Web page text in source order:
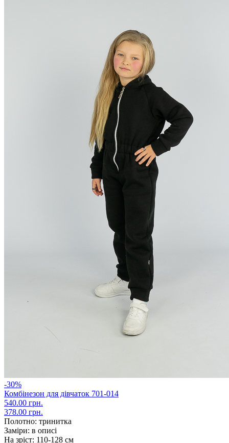
-30%
Комбінезон для дівчаток 701-014
540.00 грн.
378.00 грн.
Полотно: тринитка
Заміри: в описі
На зріст: 110-128 см